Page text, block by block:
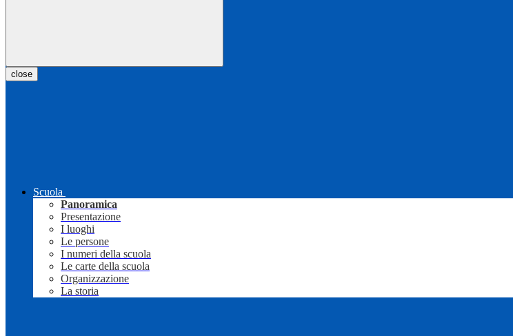
close
Scuola
Panoramica
Presentazione
I luoghi
Le persone
I numeri della scuola
Le carte della scuola
Organizzazione
La storia